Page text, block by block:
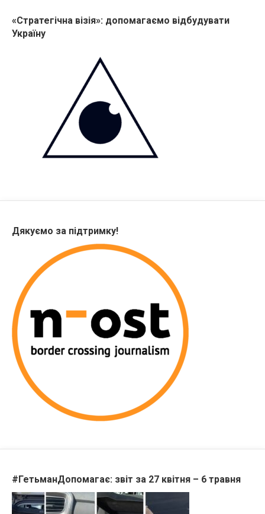
«Стратегічна візія»: допомагаємо відбудувати
Україну
Дякуємо за підтримку!
#ГетьманДопомагає: звіт за 27 квітня – 6 травня